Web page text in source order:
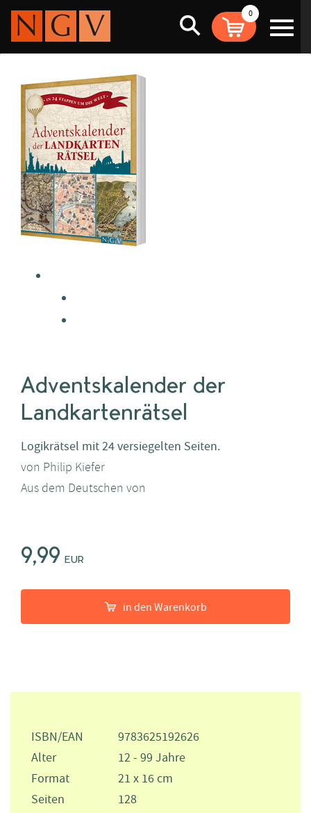
0
Adventskalender der
Landkartenrätsel
Logikrätsel mit 24 versiegelten Seiten.
von Philip Kiefer
Aus dem Deutschen von
9,99 EUR
in den Warenkorb
ISBN/EAN
9783625192626
Alter
12 - 99 Jahre
Format
21 x 16 cm
Seiten
128